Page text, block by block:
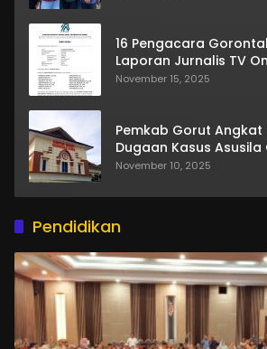
16 Pengacara
Laporan Jurnalis TV
November 15, 2025
Pemkab Gorut Angkat
Dugaan Kasus Asusila
November 10, 2025
Pendidikan